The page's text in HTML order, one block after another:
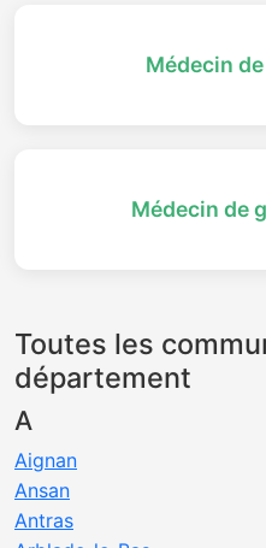
Médecin
Médecin de
Toutes les
département
A
Aignan
Ansan
Antras